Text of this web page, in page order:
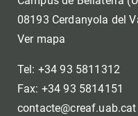
08193 Cerdanyola del
Ver mapa
Tel: +34 93 5811312
Fax: +34 93 5814151
contacte@creaf.uab.cat